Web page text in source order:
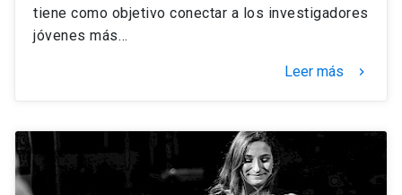
tiene como objetivo conectar a los investigadores
jóvenes más…
Leer más keyboard_arrow_right